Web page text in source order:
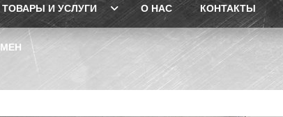
ТОВАРЫ И УСЛУГИ О НАС КОНТАКТЫ